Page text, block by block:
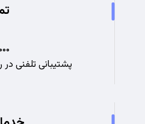
پشتیبانی تلفنی در